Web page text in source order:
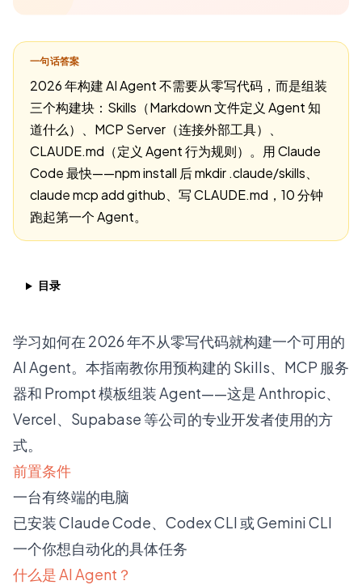
一句话答案
2026 年构建 AI Agent 不需要从零写代码，而是组装
三个构建块：Skills（Markdown 文件定义 Agent 知
道什么）、MCP Server（连接外部工具）、
CLAUDE.md（定义 Agent 行为规则）。用 Claude
Code 最快——npm install 后 mkdir .claude/skills、
claude mcp add github、写 CLAUDE.md，10 分钟
跑起第一个 Agent。
目录
学习如何在 2026 年不从零写代码就构建一个可用的
AI Agent。本指南教你用预构建的 Skills、MCP 服务
器和 Prompt 模板组装 Agent——这是 Anthropic、
Vercel、Supabase 等公司的专业开发者使用的方
式。
前置条件
一台有终端的电脑
已安装 Claude Code、Codex CLI 或 Gemini CLI
一个你想自动化的具体任务
什么是 AI Agent？